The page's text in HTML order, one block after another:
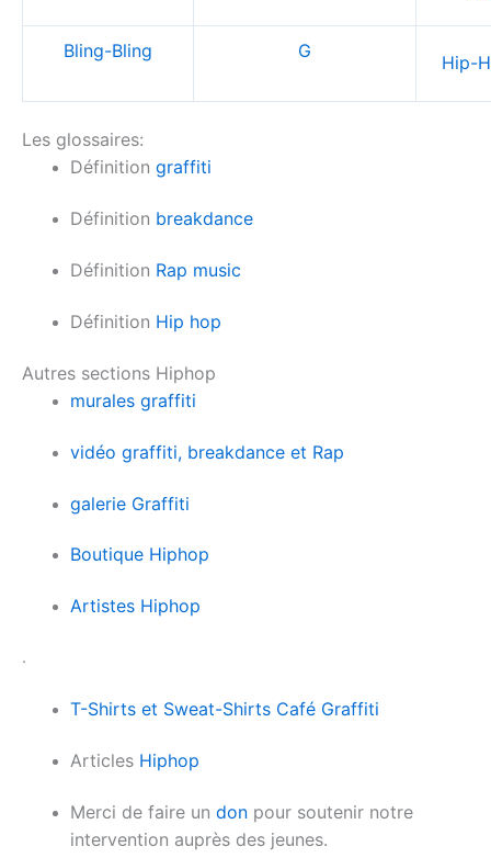
Bling-Bling G
Hip-
Les glossaires:
Définition graffiti
Définition breakdance
Définition Rap music
Définition Hip hop
Autres sections Hiphop
murales graffiti
vidéo graffiti, breakdance et Rap
galerie Graffiti
Boutique Hiphop
Artistes Hiphop
.
T-Shirts et Sweat-Shirts Café Graffiti
Articles Hiphop
Merci de faire un donpour soutenir notre
intervention auprès des jeunes.